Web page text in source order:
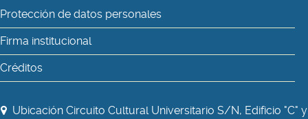
Protección de datos personales
Firma institucional
Créditos
Ubicación Circuito Cultural Universitario S/N, Edificio "C" y